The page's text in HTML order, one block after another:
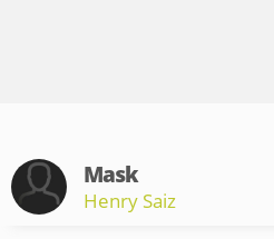
Mask
Henry Saiz